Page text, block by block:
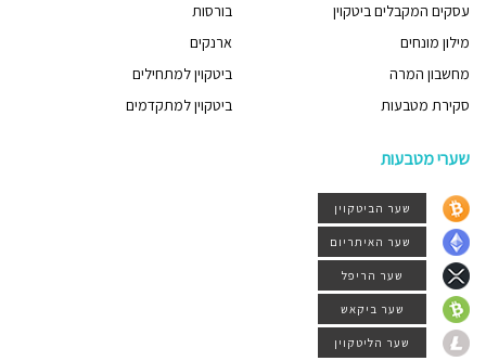
עסקים המקבלים ביטקוין
מילון מונחים
מחשבון המרה
סקירת מטבעות
בורסות
ארנקים
ביטקוין למתחילים
ביטקוין למתקדמים
שערי מטבעות
שער הביטקוין
שער האיתריום
שער הריפל
שער ביקאש
שער הליטקוין